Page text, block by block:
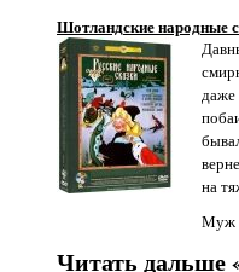
Шотландские народные
даже
на
Муж
Читать дальше